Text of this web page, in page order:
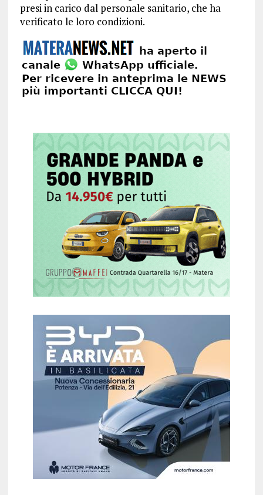
presi in carico dal personale sanitario, che ha
verificato le loro condizioni.